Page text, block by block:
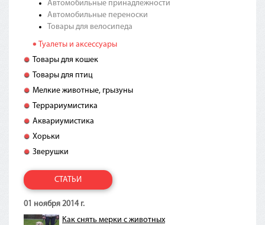
Автомобильные принадлежности
Автомобильные переноски
Товары для велосипеда
Туалеты и аксессуары
Товары для кошек
Товары для птиц
Мелкие животные, грызуны
Террариумистика
Аквариумистика
Хорьки
Зверушки
СТАТЬИ
01 ноября 2014 г.
Как снять мерки с животных